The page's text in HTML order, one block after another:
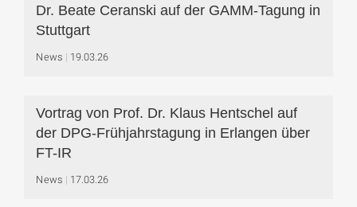
Dr. Beate Ceranski auf der GAMM-Tagung in
Stuttgart
News 19.03.26
Vortrag von Prof. Dr. Klaus Hentschel auf
der DPG-Frühjahrstagung in Erlangen über
FT-IR
News 17.03.26